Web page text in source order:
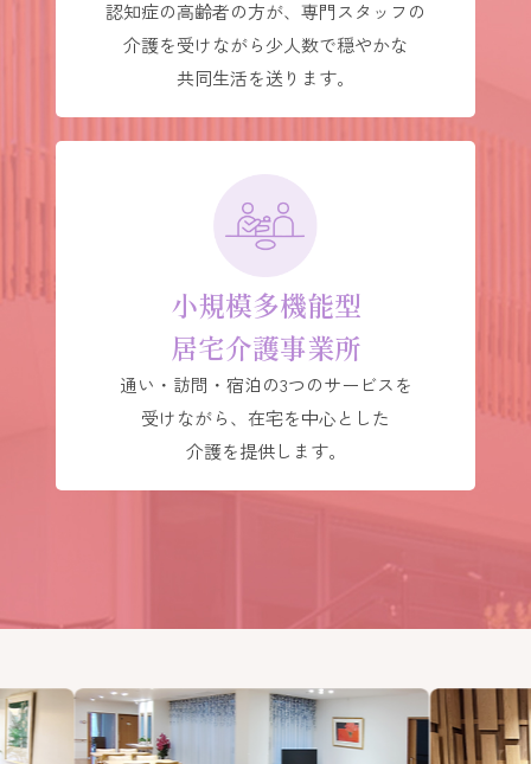
認知症の高齢者の方が、専門スタッフの
介護を受けながら少人数で穏やかな
共同生活を送ります。
小規模多機能型
居宅介護事業所
通い・訪問・宿泊の3つのサービスを
受けながら、在宅を中心とした
介護を提供します。